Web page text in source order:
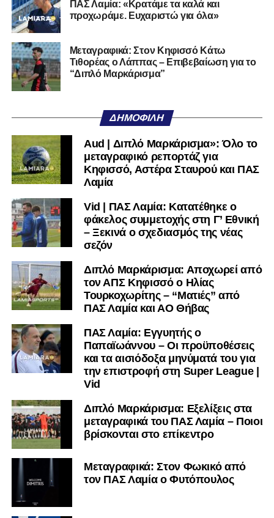
Τετάρτη-Πέμπτη 20-21/12
Αρης-Λαμία 2-2
Βόλος-Παναθηναϊκός 0-3
Πανσερραϊκός-ΑΕΚ 2-2
Κηφισιά-ΠΑΟΚ 0-6
Ατρόμητος-Ολυμπιακός 0-0
Τετάρτη-Πέμπτη 3-4/1
Λαμία-Ολυμπιακός 1-0
ΑΕΚ-Βόλος 3-0
ΠΑΟΚ-ΟΦΗ 4-0
Παναθηναϊκός-ΠΑΣ Γιάννινα 2-0
Τετάρτη 28/2
Ατρόμητος-Λαμία 3-1
Παναιτωλικός-Ολυμπιακός 1-2
ΑΕΚ-ΠΑΣ Γιάννινα 4-2
Πανσερραϊκός-ΠΑΟΚ 0-2
Παναθηναϊκός-Αρης 2-0
Η βαθμολογία (4 αγώνες)
Παναθηναϊκός 12 (4-0-0)
ΠΑΟΚ 12 (4-0-0)
Λαμία 5 (1-2-1)
Αρης 1 (0-1-3)
Ακολουθήστε το
μαθαίνετε πρώτοι τα κυανόλευκα νέα στην Ελλάδα και τον
υπόλοιπο κόσμο. Ακολουθήστε το lamiara.gr στο
Facebook
μαθαίνετε σε χρόνο dt όλα τα νέα.
ΠΑΣ Λαμία: «Κρατάμε τα καλά και
προχωράμε. Ευχαριστώ για όλα»
Μεταγραφικά: Στον Κηφισσό Κάτω
Τιθορέας ο Λάππας – Επιβεβαίωση για το
“Διπλό Μαρκάρισμα”
ΔΗΜΟΦΙΛΉ
Aud | Διπλό Μαρκάρισμα»: Όλο το
μεταγραφικό ρεπορτάζ για
Κηφισσό, Αστέρα Σταυρού και ΠΑΣ
Λαμία
Vid | ΠΑΣ Λαμία: Κατατέθηκε ο
φάκελος συμμετοχής στη Γ’ Εθνική
– Ξεκινά ο σχεδιασμός της νέας
σεζόν
Διπλό Μαρκάρισμα: Αποχωρεί από
τον ΑΠΣ Κηφισσό ο Ηλίας
Τουρκοχωρίτης – “Ματιές” από
ΠΑΣ Λαμία και ΑΟ Θήβας
ΠΑΣ Λαμία: Εγγυητής ο
Παπαϊωάννου – Οι προϋποθέσεις
και τα αισιόδοξα μηνύματά του για
την επιστροφή στη Super League |
Vid
Διπλό Μαρκάρισμα: Εξελίξεις στα
μεταγραφικά του ΠΑΣ Λαμία – Ποιοι
βρίσκονται στο επίκεντρο
Μεταγραφικά: Στον Φωκικό από
τον ΠΑΣ Λαμία ο Φυτόπουλος